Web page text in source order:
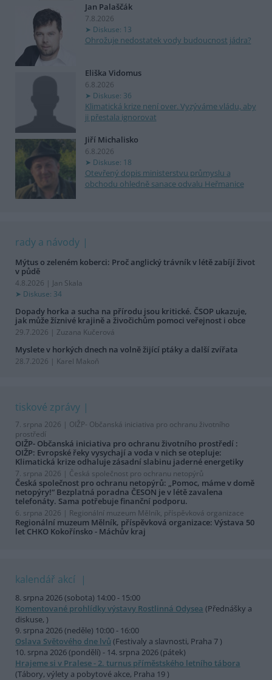
Jan Palaščák
7.8.2026
Diskuse: 13
Ohrožuje nedostatek vody budoucnost jádra?
Eliška Vidomus
6.8.2026
Diskuse: 36
Klimatická krize není over. Vyzýváme vládu, aby
ji přestala ignorovat
Jiří Michalisko
6.8.2026
Diskuse: 18
Otevřený dopis ministerstvu průmyslu a
obchodu ohledně sanace odvalu Heřmanice
rady a návody
Mýtus o zeleném koberci: Proč anglický trávník v létě zabíjí život
v půdě
4.8.2026 | Jan Skala
Diskuse: 34
Dopady horka a sucha na přírodu jsou kritické. ČSOP ukazuje,
jak může žíznivé krajině a živočichům pomoci veřejnost i obce
29.7.2026 | Zuzana Kučerová
Myslete v horkých dnech na volně žijící ptáky a další zvířata
28.7.2026 | Karel Makoň
tiskové zprávy
7. srpna 2026 | OIŽP- Občanská iniciativa pro ochranu životního
prostředí
OIŽP- Občanská iniciativa pro ochranu životního prostředí :
OIŽP: Evropské řeky vysychají a voda v nich se otepluje:
Klimatická krize odhaluje zásadní slabinu jaderné energetiky
7. srpna 2026 | Česká společnost pro ochranu netopýrů
Česká společnost pro ochranu netopýrů: „Pomoc, máme v domě
netopýry!“ Bezplatná poradna ČESON je v létě zavalena
telefonáty. Sama potřebuje finanční podporu.
6. srpna 2026 | Regionální muzeum Mělník, příspěvková organizace
Regionální muzeum Mělník, příspěvková organizace: Výstava 50
let CHKO Kokořínsko - Máchův kraj
kalendář akcí
8. srpna 2026 (sobota) 14:00 - 15:00
Komentované prohlídky výstavy Rostlinná Odysea (Přednášky a
diskuse, )
9. srpna 2026 (neděle) 10:00 - 16:00
Oslava Světového dne lvů (Festivaly a slavnosti, Praha 7 )
10. srpna 2026 (pondělí) - 14. srpna 2026 (pátek)
Hrajeme si v Pralese - 2. turnus příměstského letního tábora
(Tábory, výlety a pobytové akce, Praha 19 )